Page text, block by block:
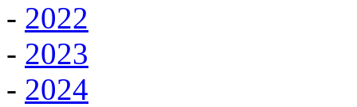
- 2022
- 2023
- 2024